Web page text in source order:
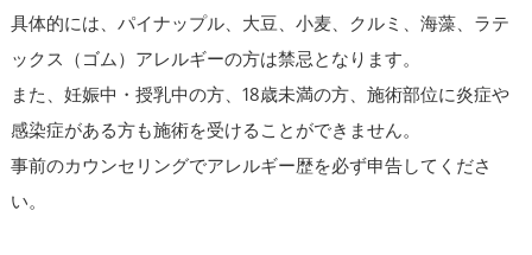
具体的には、パイナップル、大豆、小麦、クルミ、海藻、ラテ
ックス（ゴム）アレルギーの方は禁忌となります。
また、妊娠中・授乳中の方、18歳未満の方、施術部位に炎症や
感染症がある方も施術を受けることができません。
事前のカウンセリングでアレルギー歴を必ず申告してくださ
い。